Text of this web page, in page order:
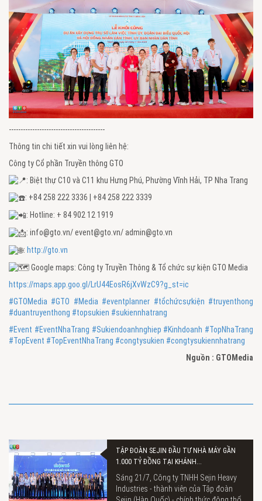
-----------------------------------------
Thông tin chi tiết xin vui lòng liên hệ:
Công ty Cổ phần Truyền thông GTO
: Biệt thự C10 và C11 khu Hưng Phú, Phường Vĩnh Hải, TP Nha Trang
: +84 258 222 3336 | +84 258 222 3339
: Hotline: + 84 902 12 1919
: info@gto.vn/ event@gto.vn/ admin@gto.vn
: http://gto.vn
Google maps: Công ty Truyền Thông & Tổ chức sự kiện GTO Media
https://maps.app.goo.gl/LrU44EosR6jXvWzC9?g_st=ic
#GTOMedia #GTO #Media #eventplanner #tổchứcsựkiện #truyenthong
#duantruyenthong #topsukien #sukiennhatrang
#Event #EventNhaTrang #Sukiendoanhnghiep #Kinhdoanh #TopNhaTrang
#TopEvent #TopEventNhaTrang #congtysukien #congtysukiennhatrang
Nguồn : GTOMedia
TẬP ĐOÀN SEJIN ĐẦU TƯ NHÀ MÁY GẦN
1.000 TỶ ĐỒNG TẠI KHÁNH...
Sáng 21/7, Công ty TNHH Sejin Heavy
Industries - thành viên của Tập đoàn